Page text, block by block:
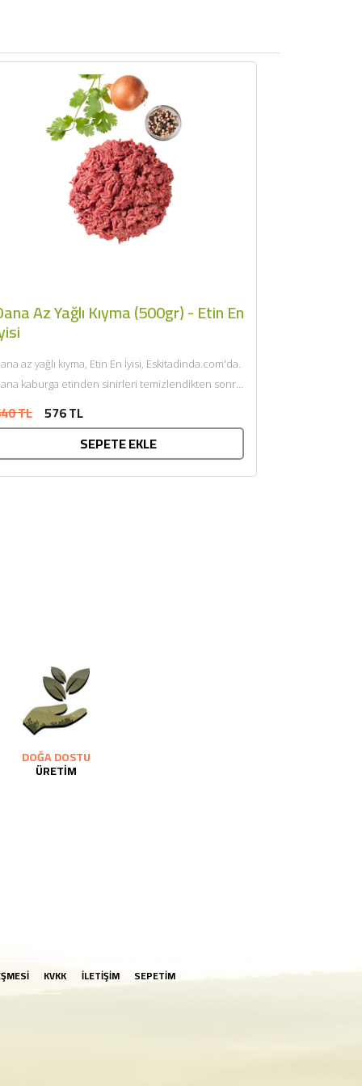
Az Yağlı Kıyma (500gr) - Etin En
az yağlı kıyma, Etin En İyisi, Eskitadinda.com'da.
kaburga etinden sinirleri temizlendikten sonra
TL 576 TL
SEPETE EKLE
DOĞA DOSTU
ÜRETİM
KVKK İLETİŞİM SEPETİM